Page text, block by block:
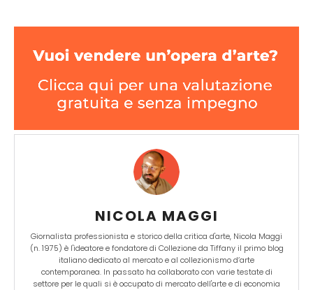
NICOLA MAGGI
Giornalista professionista e storico della critica d'arte, Nicola Maggi
(n. 1975) è l'ideatore e fondatore di Collezione da Tiffany il primo blog
italiano dedicato al mercato e al collezionismo d’arte
contemporanea. In passato ha collaborato con varie testate di
settore per le quali si è occupato di mercato dell'arte e di economia